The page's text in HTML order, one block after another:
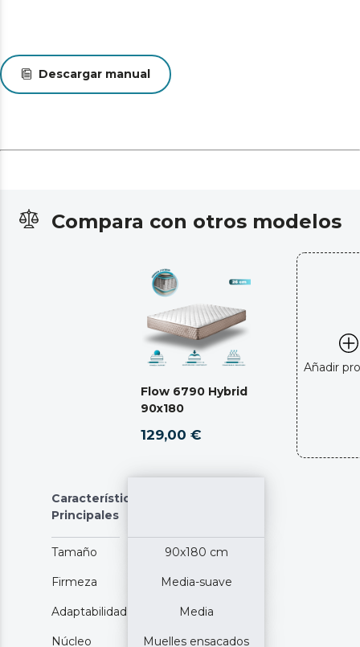
Descargar manual
Compara con otros modelos
Flow 6790 Hybrid
90x180
129,00 €
Añadir
Características
Principales
Tamaño 90x180 cm
Firmeza Media-suave
Adaptabilidad Media
Núcleo Muelles ensacados